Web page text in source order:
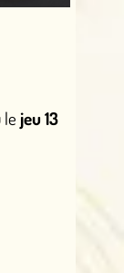
le jeu 13